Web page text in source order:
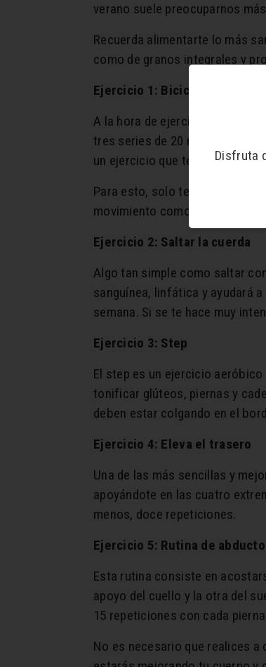
verano suele preocuparnos
Recuerda alimentarte lo más
como de granos integrales y
Ejercicio 1: Bicicleta
A la hora de ejercitar, la
tres series de 20 repeticiones
un ejercicio que te ayudará
Para esto, solo tendrás que
movimiento como si estuvieras
Ejercicio 2: Saltar la cuerda
Algo tan simple como saltar
sanguínea, linfática y ayudará
semana. Si se te hace muy
Ejercicio 3: Step
El step es un ejercicio
tonificar glúteos, piernas y
deben estar colgando en el
Ejercicio 4: Eleva el trasero
Una de las más sencillas y
apoyándote en las cuatro
menos, doce repeticiones.
Ejercicio 5: Rutina de
Esta rutina consiste en
apoyo del cuello y la otra del
15 repeticiones con cada pierna.
No es necesario que realices
Disfruta